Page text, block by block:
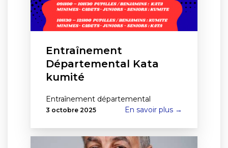
Entraînement
Départemental Kata
kumité
Entraînement départemental
3 octobre 2025 En savoir plus →